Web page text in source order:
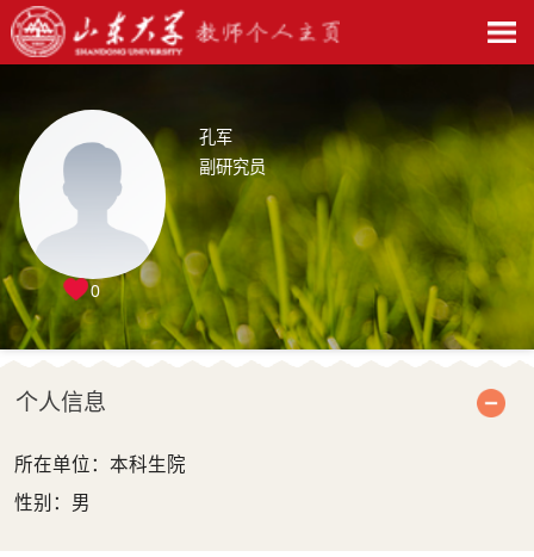
孔军
副研究员
0
个人信息
所在单位：本科生院
性别：男